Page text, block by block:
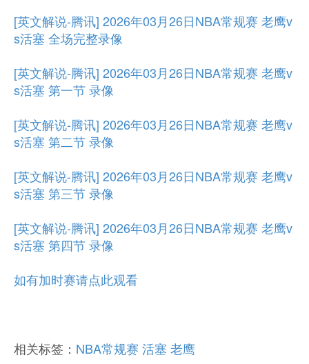
[英文解说-腾讯] 2026年03月26日NBA常规赛 老鹰v
s活塞 全场完整录像
[英文解说-腾讯] 2026年03月26日NBA常规赛 老鹰v
s活塞 第一节 录像
[英文解说-腾讯] 2026年03月26日NBA常规赛 老鹰v
s活塞 第二节 录像
[英文解说-腾讯] 2026年03月26日NBA常规赛 老鹰v
s活塞 第三节 录像
[英文解说-腾讯] 2026年03月26日NBA常规赛 老鹰v
s活塞 第四节 录像
如有加时赛请点此观看
相关标签： NBA常规赛 活塞 老鹰